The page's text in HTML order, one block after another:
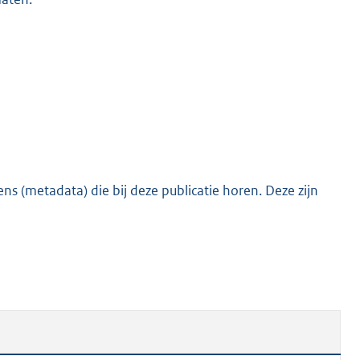
(metadata) die bij deze publicatie horen. Deze zijn